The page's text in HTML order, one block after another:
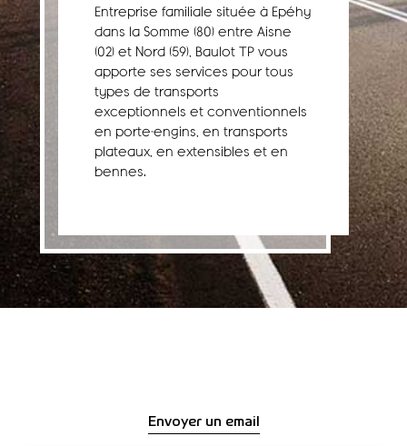
Entreprise familiale située à Epéhy
dans la Somme (80) entre Aisne
(02) et Nord (59), Baulot TP vous
apporte ses services pour tous
types de transports
exceptionnels et conventionnels
en porte-engins, en transports
plateaux, en extensibles et en
bennes.
Envoyer un email